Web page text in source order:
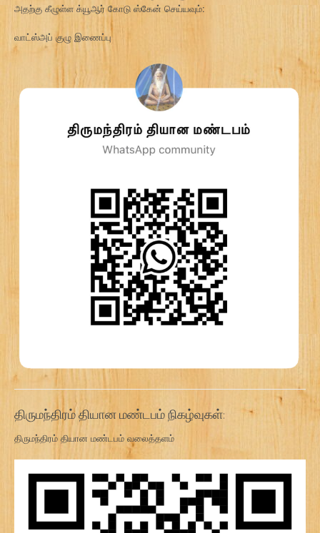
அதற்கு கீழுள்ள க்யூஆர் கோடு ஸ்கேன் செய்யவும்:
வாட்ஸ்அப் குழு இணைப்பு
திருமந்திரம் தியான மண்டபம் நிகழ்வுகள்:
திருமந்திரம் தியான மண்டபம் வலைத்தளம்